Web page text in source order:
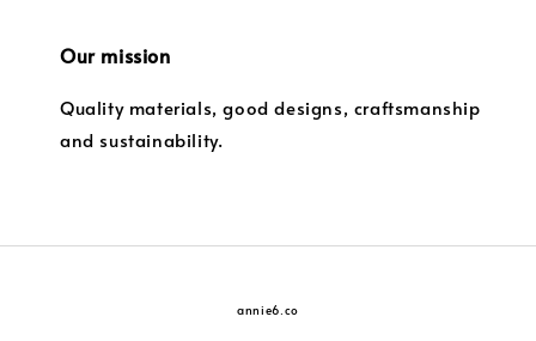
Our mission
Quality materials, good designs, craftsmanship
and sustainability.
annie6.co